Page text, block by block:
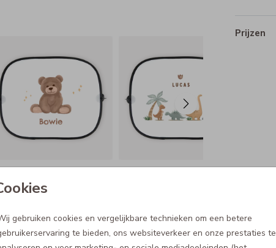
gebruiken cookies en vergelijkbare technieken om een betere
te bieden, ons websiteverkeer en onze prestaties te
Prijzen